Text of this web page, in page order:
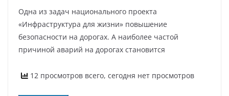
Одна из задач национального проекта
«Инфраструктура для жизни» повышение
безопасности на дорогах. А наиболее частой
причиной аварий на дорогах становится
12 просмотров всего, сегодня нет просмотров